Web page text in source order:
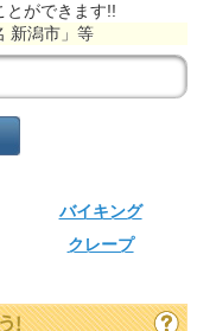
とができます!!
新潟市」等
バイキング
クレープ